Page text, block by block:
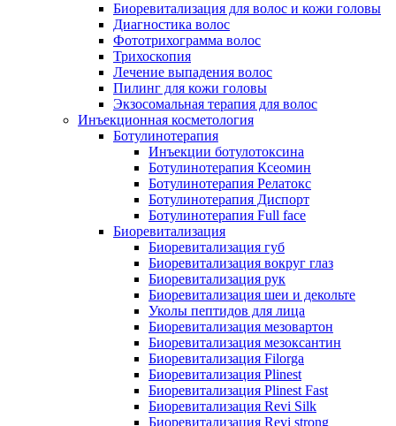
Биоревитализация для волос и кожи головы
Диагностика волос
Фототрихограмма волос
Трихоскопия
Лечение выпадения волос
Пилинг для кожи головы
Экзосомальная терапия для волос
Инъекционная косметология
Ботулинотерапия
Инъекции ботулотоксина
Ботулинотерапия Ксеомин
Ботулинотерапия Релатокс
Ботулинотерапия Диспорт
Ботулинотерапия Full face
Биоревитализация
Биоревитализация губ
Биоревитализация вокруг глаз
Биоревитализация рук
Биоревитализация шеи и декольте
Уколы пептидов для лица
Биоревитализация мезовартон
Биоревитализация мезоксантин
Биоревитализация Filorga
Биоревитализация Plinest
Биоревитализация Plinest Fast
Биоревитализация Revi Silk
Биоревитализация Revi strong